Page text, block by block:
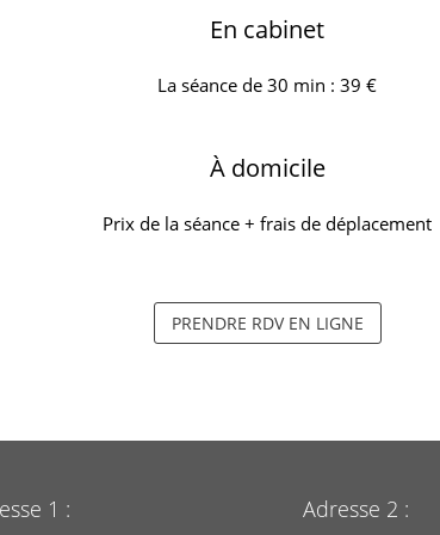
En cabinet
La séance de 30 min : 39 €
À domicile
Prix de la séance + frais de déplacement
PRENDRE RDV EN LIGNE
1 : Adresse 2 :